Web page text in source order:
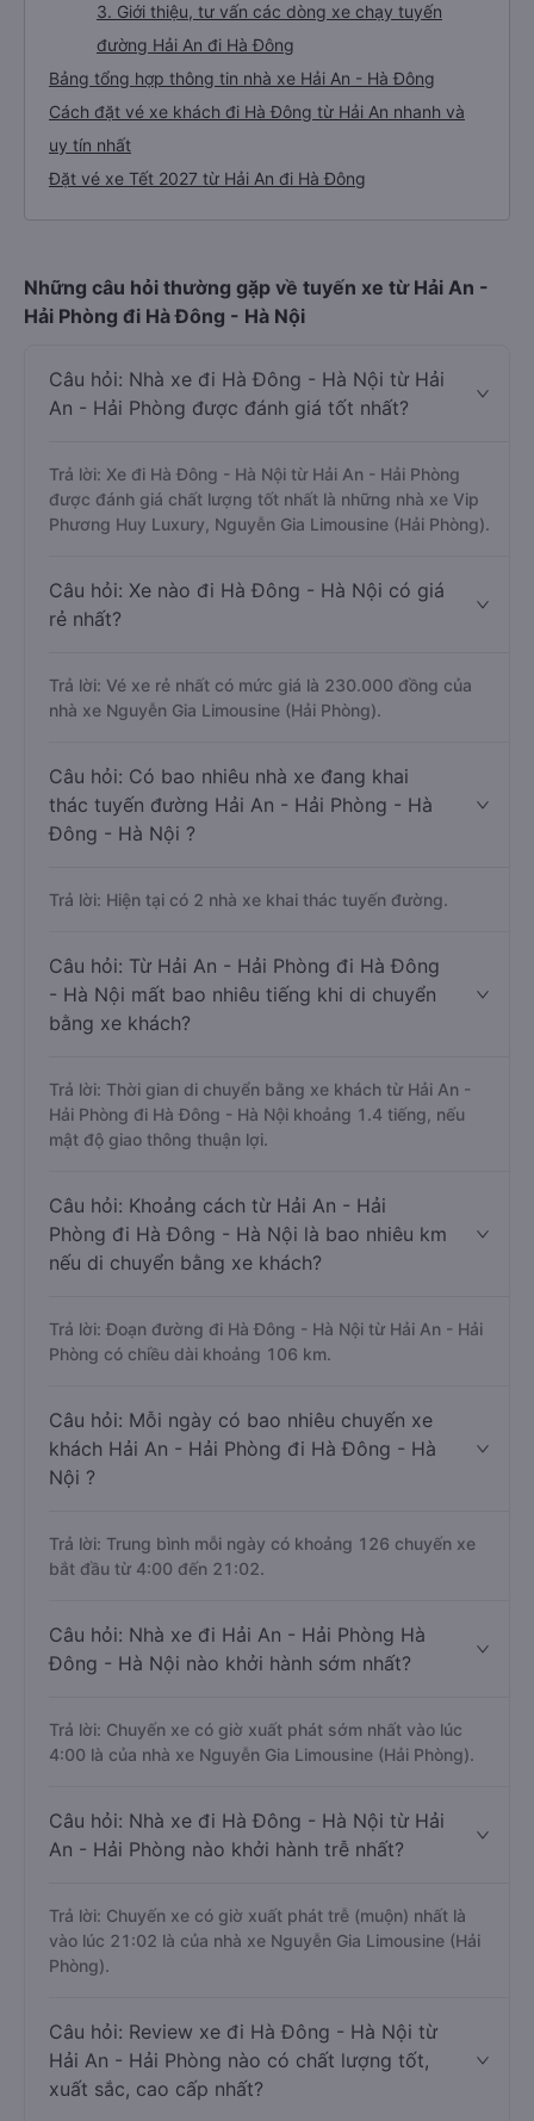
3. Giới thiệu, tư vấn các dòng xe chạy tuyến
đường Hải An đi Hà Đông
Bảng tổng hợp thông tin nhà xe Hải An - Hà Đông
Cách đặt vé xe khách đi Hà Đông từ Hải An nhanh và
uy tín nhất
Đặt vé xe Tết 2027 từ Hải An đi Hà Đông
Những câu hỏi thường gặp về tuyến xe từ Hải An -
Hải Phòng đi Hà Đông - Hà Nội
Câu hỏi: Nhà xe đi Hà Đông - Hà Nội từ Hải
An - Hải Phòng được đánh giá tốt nhất?
Trả lời: Xe đi Hà Đông - Hà Nội từ Hải An - Hải Phòng
được đánh giá chất lượng tốt nhất là những nhà xe Vip
Phương Huy Luxury, Nguyễn Gia Limousine (Hải Phòng).
Câu hỏi: Xe nào đi Hà Đông - Hà Nội có giá
rẻ nhất?
Trả lời: Vé xe rẻ nhất có mức giá là 230.000 đồng của
nhà xe Nguyễn Gia Limousine (Hải Phòng).
Câu hỏi: Có bao nhiêu nhà xe đang khai
thác tuyến đường Hải An - Hải Phòng - Hà
Đông - Hà Nội ?
Trả lời: Hiện tại có 2 nhà xe khai thác tuyến đường.
Câu hỏi: Từ Hải An - Hải Phòng đi Hà Đông
- Hà Nội mất bao nhiêu tiếng khi di chuyển
bằng xe khách?
Trả lời: Thời gian di chuyển bằng xe khách từ Hải An -
Hải Phòng đi Hà Đông - Hà Nội khoảng 1.4 tiếng, nếu
mật độ giao thông thuận lợi.
Câu hỏi: Khoảng cách từ Hải An - Hải
Phòng đi Hà Đông - Hà Nội là bao nhiêu km
nếu di chuyển bằng xe khách?
Trả lời: Đoạn đường đi Hà Đông - Hà Nội từ Hải An - Hải
Phòng có chiều dài khoảng 106 km.
Câu hỏi: Mỗi ngày có bao nhiêu chuyến xe
khách Hải An - Hải Phòng đi Hà Đông - Hà
Nội ?
Trả lời: Trung bình mỗi ngày có khoảng 126 chuyến xe
bắt đầu từ 4:00 đến 21:02.
Câu hỏi: Nhà xe đi Hải An - Hải Phòng Hà
Đông - Hà Nội nào khởi hành sớm nhất?
Trả lời: Chuyến xe có giờ xuất phát sớm nhất vào lúc
4:00 là của nhà xe Nguyễn Gia Limousine (Hải Phòng).
Câu hỏi: Nhà xe đi Hà Đông - Hà Nội từ Hải
An - Hải Phòng nào khởi hành trễ nhất?
Trả lời: Chuyến xe có giờ xuất phát trễ (muộn) nhất là
vào lúc 21:02 là của nhà xe Nguyễn Gia Limousine (Hải
Phòng).
Câu hỏi: Review xe đi Hà Đông - Hà Nội từ
Hải An - Hải Phòng nào có chất lượng tốt,
xuất sắc, cao cấp nhất?